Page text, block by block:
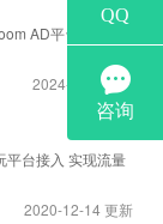
AD平台实现流
2024-6-28 更新
平台接入 实现流量
2020-12-14 更新